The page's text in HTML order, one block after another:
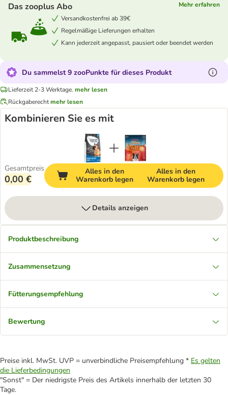
Das zooplus Abo
Mehr erfahren
Versandkostenfrei ab 39€
Regelmäßige Lieferungen erhalten
Kann jederzeit angepasst, pausiert oder beendet werden
Du sammelst 9 zooPunkte für dieses Produkt
Lieferzeit 2-3 Werktage. mehr lesen
Rückgaberechtmehr lesen
Kombinieren Sie es mit
Gesamtpreis
0,00 €
Alles in den
Warenkorb legen
Alles in den
Warenkorb legen
Details anzeigen
Produktbeschreibung
Zusammensetzung
Fütterungsempfehlung
Bewertung
Preise inkl. MwSt. UVP = unverbindliche Preisempfehlung * Es gelten
die Lieferbedingungen
"Sonst" = Der niedrigste Preis des Artikels innerhalb der letzten 30
Tage.